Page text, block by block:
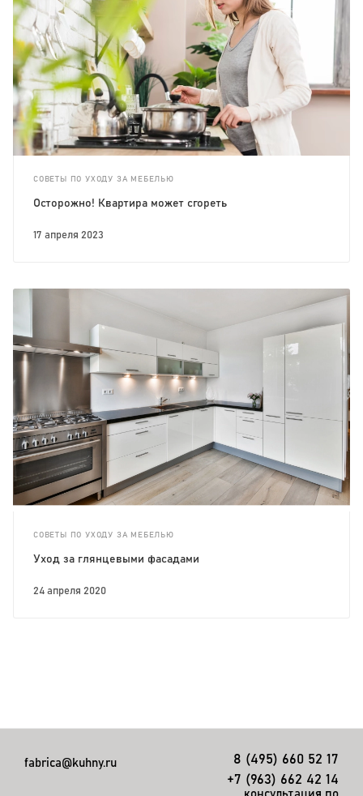
СОВЕТЫ ПО УХОДУ ЗА МЕБЕЛЬЮ
17 апреля 2023
Осторожно! Квартира может сгореть
СОВЕТЫ ПО УХОДУ ЗА МЕБЕЛЬЮ
24 апреля 2020
Уход за глянцевыми фасадами
fabrica@kuhny.ru
8 (495) 660 52 17
+7 (963) 662 42 14